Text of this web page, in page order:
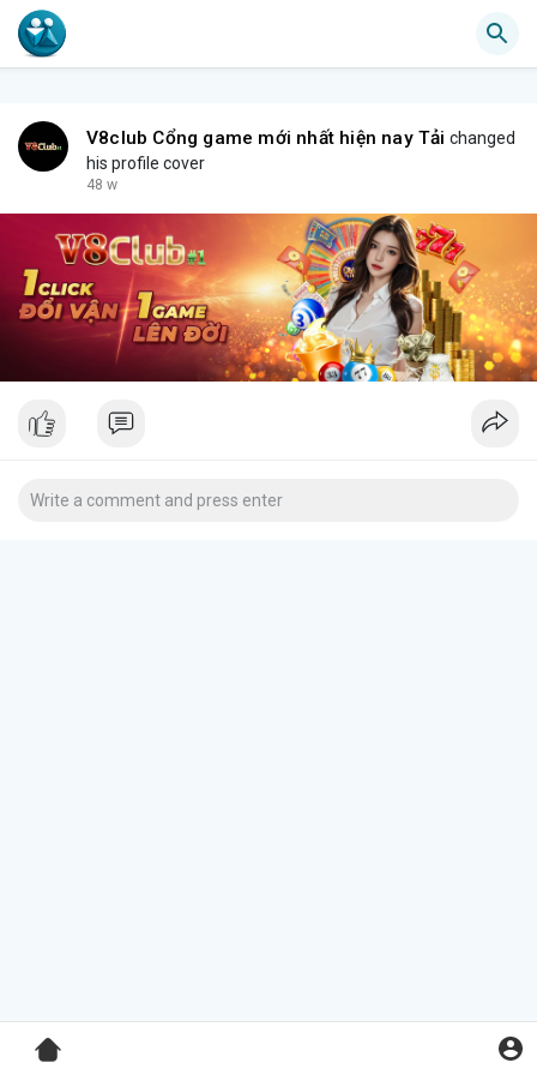
V8club Cổng game mới nhất hiện nay Tải changed
his profile cover
48 w